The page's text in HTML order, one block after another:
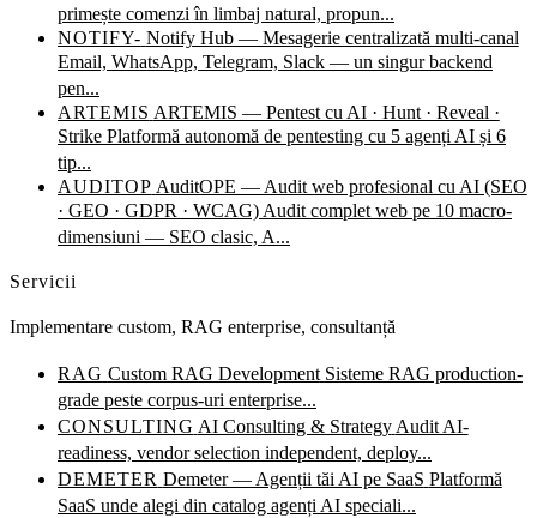
primește comenzi în limbaj natural, propun...
NOTIFY- Notify Hub — Mesagerie centralizată multi-canal
Email, WhatsApp, Telegram, Slack — un singur backend
pen...
ARTEMIS ARTEMIS — Pentest cu AI · Hunt · Reveal ·
Strike Platformă autonomă de pentesting cu 5 agenți AI și 6
tip...
AUDITOP AuditOPE — Audit web profesional cu AI (SEO
· GEO · GDPR · WCAG) Audit complet web pe 10 macro-
dimensiuni — SEO clasic, A...
Servicii
Implementare custom, RAG enterprise, consultanță
RAG Custom RAG Development Sisteme RAG production-
grade peste corpus-uri enterprise...
CONSULTING AI Consulting & Strategy Audit AI-
readiness, vendor selection independent, deploy...
DEMETER Demeter — Agenții tăi AI pe SaaS Platformă
SaaS unde alegi din catalog agenți AI speciali...